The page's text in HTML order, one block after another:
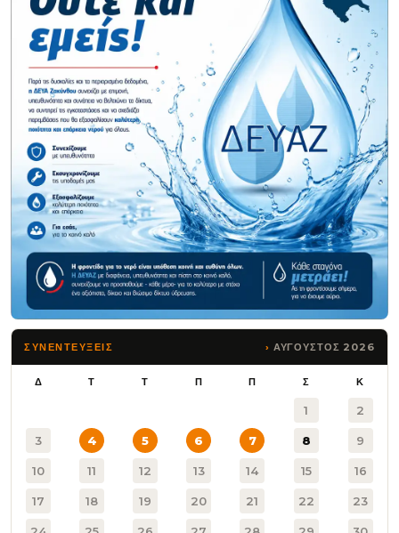
ΣΥΝΕΝΤΕΥΞΕΙΣ ΑΥΓΟΥΣΤΟΣ 2026
Δ Τ Τ Π Π Σ Κ
1 2
3 4 5 6 7 8 9
10 11 12 13 14 15 16
17 18 19 20 21 22 23